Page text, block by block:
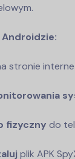
stronie
fizyczny do
plik APK